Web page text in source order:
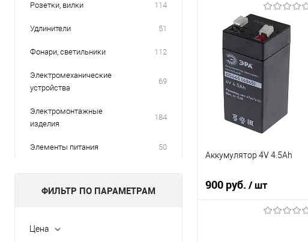
Розетки, вилки 114
Удлинители 51
Фонари, светильники 112
Электромеханические
устройства
69
Электромонтажные
изделия
184
Элементы питания 50
ФИЛЬТР ПО ПАРАМЕТРАМ
Цена
Аккумулятор 4V 4.5Ah
900 руб. / шт